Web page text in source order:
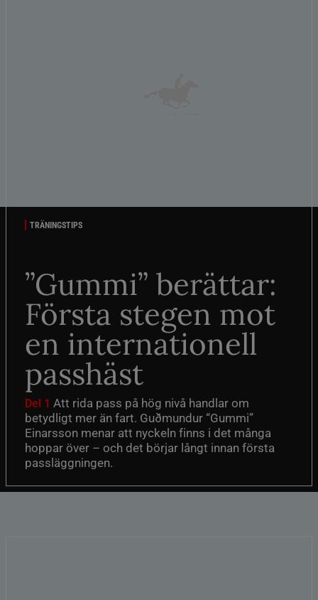
TRÄNINGSTIPS
”Gummi” berättar:
Första stegen mot
en internationell
passhäst
Del 1 Att rida pass på hög nivå handlar om
betydligt mer än fart. Guðmundur “Gummi”
Einarsson menar att nyckeln finns i det många
hoppar över – och det börjar långt innan första
passläggningen.